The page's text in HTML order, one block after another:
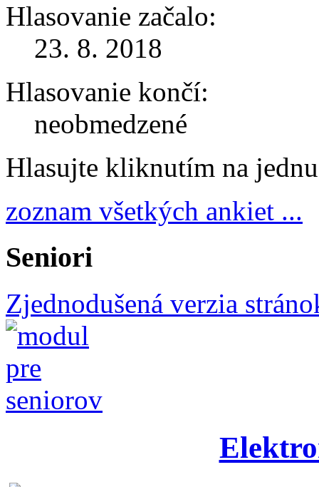
Hlasovanie začalo:
23. 8. 2018
Hlasovanie končí:
neobmedzené
Hlasujte kliknutím na
zoznam všetkých ankiet ...
Seniori
Zjednodušená verzia